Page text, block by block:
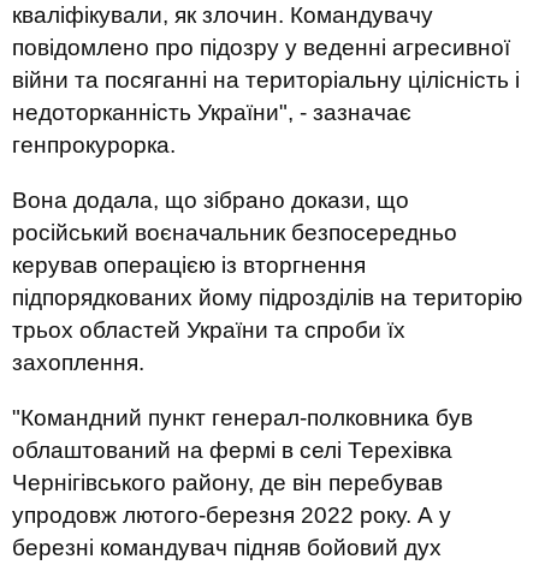
кваліфікували, як злочин. Командувачу
повідомлено про підозру у веденні агресивної
війни та посяганні на територіальну цілісність і
недоторканність України", - зазначає
генпрокурорка.
Вона додала, що зібрано докази, що
російський воєначальник безпосередньо
керував операцією із вторгнення
підпорядкованих йому підрозділів на територію
трьох областей України та спроби їх
захоплення.
"Командний пункт генерал-полковника був
облаштований на фермі в селі Терехівка
Чернігівського району, де він перебував
упродовж лютого-березня 2022 року. А у
березні командувач підняв бойовий дух